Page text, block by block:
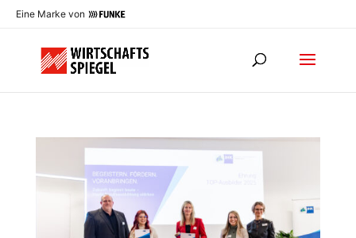
Eine Marke von